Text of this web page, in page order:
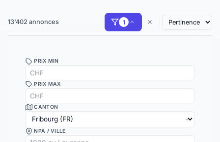
13'402 annonces 1
PRIX MIN
PRIX MAX
CANTON
NPA / VILLE